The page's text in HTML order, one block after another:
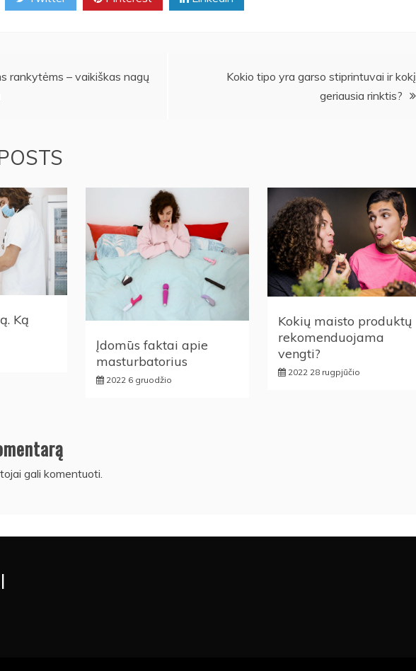
rankytėms – vaikiškas nagų
Kokio tipo yra garso stiprintuvai ir kokį
geriausia rinktis?
Ką
Įdomūs faktai apie
masturbatorius
2022 6 gruodžio
Kokių maisto produktų
rekomenduojama
vengti?
2022 28 rugpjūčio
gali komentuoti.